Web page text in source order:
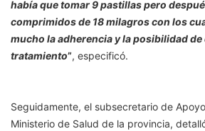
había que tomar 9 pastillas pero
comprimidos de 18 milagros con los
mucho la adherencia y la posibilidad
tratamiento”, especificó.
Seguidamente, el subsecretario de
Ministerio de Salud de la provincia,